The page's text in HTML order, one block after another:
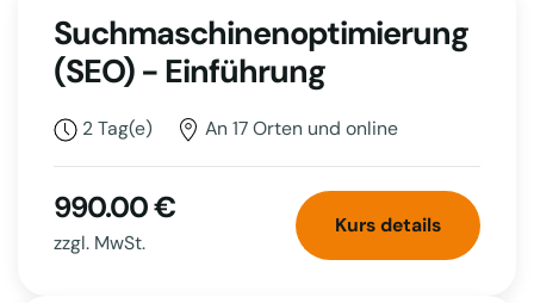
Suchmaschinenoptimierung
(SEO) - Einführung
2 Tag(e) An 17 Orten und online
990.00 €
zzgl. MwSt.
Kurs details